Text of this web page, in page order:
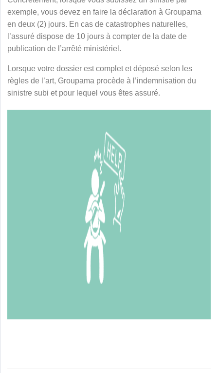
exemple, vous devez en faire la déclaration à Groupama
en deux (2) jours. En cas de catastrophes naturelles,
l’assuré dispose de 10 jours à compter de la date de
publication de l’arrêté ministériel.
Lorsque votre dossier est complet et déposé selon les
règles de l’art, Groupama procède à l’indemnisation du
sinistre subi et pour lequel vous êtes assuré.